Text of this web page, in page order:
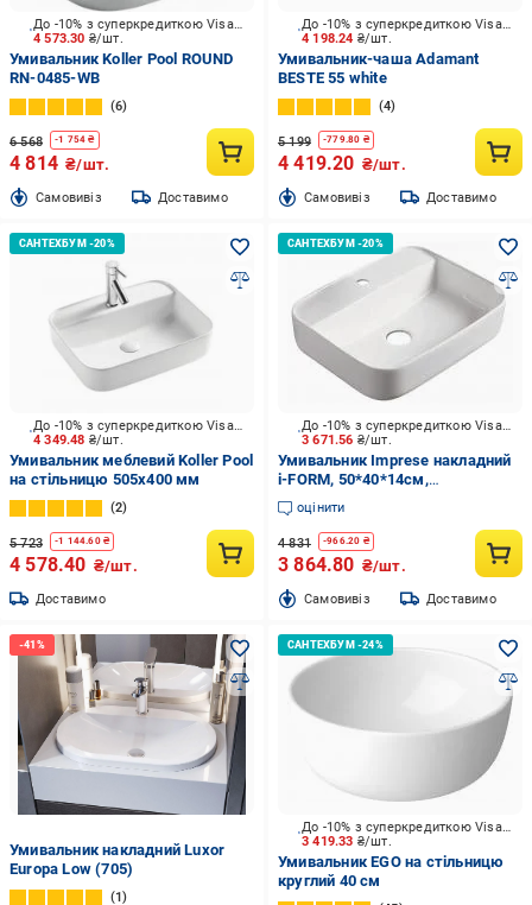
4 573.30 ₴/шт.
До -10% з суперкредиткою Visa Вигода
Умивальник Koller Pool ROUND
RN-0485-WB
6
6 568 -1 754 ₴
4 814 ₴/шт.
Cамовивіз Доставимо
4 198.24 ₴/шт.
До -10% з суперкредиткою Visa Вигода
Умивальник-чаша Adamant
BESTE 55 white
4
5 199 -779.80 ₴
4 419.20 ₴/шт.
Cамовивіз Доставимо
4 349.48 ₴/шт.
До -10% з суперкредиткою Visa Вигода
Умивальник меблевий Koller Pool
на стільницю 505х400 мм
2
5 723 -1 144.60₴
4 578.40 ₴/шт.
Доставимо
3 671.56 ₴/шт.
До -10% з суперкредиткою Visa Вигода
Умивальник Imprese накладний
i-FORM, 50*40*14см,
прямокутний, з отв. під
змішувач
оцінити
4 831 -966.20 ₴
3 864.80 ₴/шт.
Cамовивіз Доставимо
Умивальник накладний Luxor
Europa Low (705)
1
3 419.33 ₴/шт.
До -10% з суперкредиткою Visa Вигода
Умивальник EGO на стільницю
круглий 40 см